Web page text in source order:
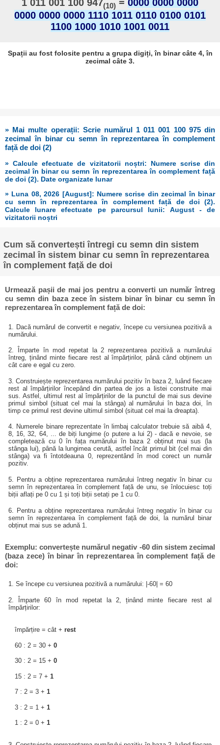
1 011 001 100 947(10) = 0000 0000 0000
0000 0000 0000 1110 1011 0110 0100 0101
1100 1000 1010 1001 0011
Spații au fost folosite pentru a grupa digiți, în binar câte 4, în
zecimal câte 3.
» Mai multe operații: Scrie numărul 1 011 001 100 975 din
zecimal în binar cu semn în reprezentarea în complement
față de doi (2)
» Calcule efectuate de vizitatorii noștri: Numere scrise din
zecimal în binar cu semn în reprezentarea în complement față
de doi (2). Date organizate lunar
» Luna 08, 2026 [August]: Numere scrise din zecimal în binar
cu semn în reprezentarea în complement față de doi (2).
Calcule lunare efectuate pe parcursul lunii: August - de
vizitatorii noștri
Cum să convertești întregi cu semn din sistem
zecimal în sistem binar cu semn în reprezentarea
în complement față de doi
Urmează pașii de mai jos pentru a converti un număr întreg
cu semn din baza zece în sistem binar în binar cu semn în
reprezentarea în complement față de doi:
1. Dacă numărul de convertit e negativ, începe cu versiunea pozitivă a
numărului.
2. Împarte în mod repetat la 2 reprezentarea pozitivă a numărului
întreg, ținând minte fiecare rest al împărțirilor, până când obținem un
cât care e egal cu zero.
3. Construiește reprezentarea numărului pozitiv în baza 2, luând fiecare
rest al împărțirilor începând din partea de jos a listei construite mai
sus. Astfel, ultimul rest al împărțirilor de la punctul de mai sus devine
primul simbol (situat cel mai la stânga) al numărului în baza doi, în
timp ce primul rest devine ultimul simbol (situat cel mai la dreapta).
4. Numerele binare reprezentate în limbaj calculator trebuie să aibă 4,
8, 16, 32, 64, ... de biți lungime (o putere a lui 2) - dacă e nevoie, se
completează cu 0 în fața numărului în baza 2 obținut mai sus (la
stânga lui), până la lungimea cerută, astfel încât primul bit (cel mai din
stânga) va fi întotdeauna 0, reprezentând în mod corect un număr
pozitiv.
5. Pentru a obține reprezentarea numărului întreg negativ în binar cu
semn în reprezentarea în complement față de unu, se înlocuiesc toți
biții aflați pe 0 cu 1 și toți biții setați pe 1 cu 0.
6. Pentru a obține reprezentarea numărului întreg negativ în binar cu
semn în reprezentarea în complement față de doi, la numărul binar
obținut mai sus se adună 1.
Exemplu: convertește numărul negativ -60 din sistem zecimal
(baza zece) în binar în reprezentarea în complement față de
doi:
1. Se începe cu versiunea pozitivă a numărului: |-60| = 60
2. Împarte 60 în mod repetat la 2, ținând minte fiecare rest al
împărțirilor:
împărțire = cât + rest
60 : 2 = 30 + 0
30 : 2 = 15 + 0
15 : 2 = 7 + 1
7 : 2 = 3 + 1
3 : 2 = 1 + 1
1 : 2 = 0 + 1